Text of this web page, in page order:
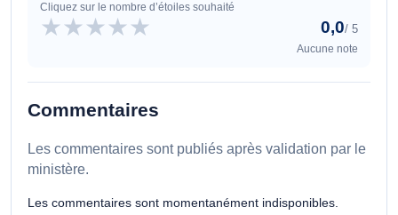
Cliquez sur le nombre d’étoiles souhaité
★★★★★ 0,0/ 5
Aucune note
Commentaires
Les commentaires sont publiés après validation par le
ministère.
Les commentaires sont momentanément indisponibles.